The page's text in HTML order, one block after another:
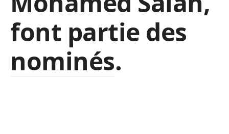
font partie des
nominés.